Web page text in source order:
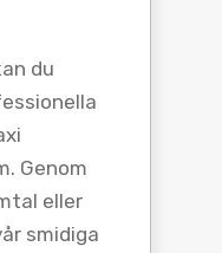
du
Genom
eller
smidiga